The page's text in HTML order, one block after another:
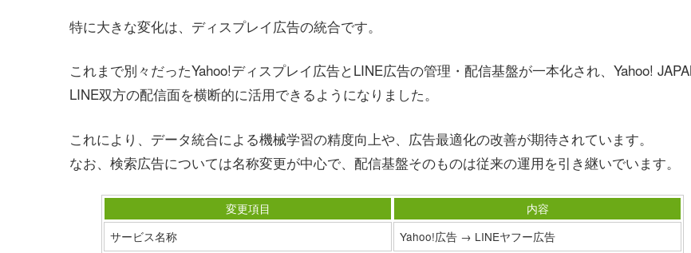
特に大きな変化は、ディスプレイ広告の統合です。
これまで別々だったYahoo!ディスプレイ広告とLINE広告の管理・配信基盤が一本化され、Yahoo!
LINE双方の配信面を横断的に活用できるようになりました。
これにより、データ統合による機械学習の精度向上や、広告最適化の改善が期待されています。
なお、検索広告については名称変更が中心で、配信基盤そのものは従来の運用を引き継いでいます。
変更項目
内容
サービス名称
Yahoo!広告 → LINEヤフー広告